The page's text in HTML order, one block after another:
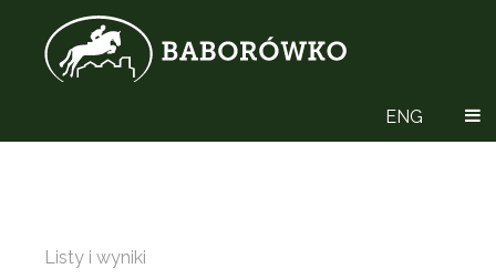
ENG
Listy i wyniki